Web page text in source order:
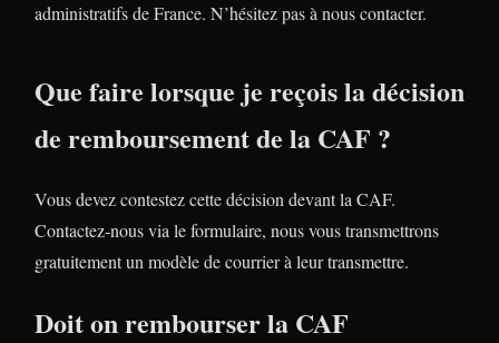
administratifs de France. N’hésitez pas à nous contacter.
Que faire lorsque je reçois la décision
de remboursement de la CAF ?
Vous devez contestez cette décision devant la CAF.
Contactez-nous via le formulaire, nous vous transmettrons
gratuitement un modèle de courrier à leur transmettre.
Doit on rembourser la CAF